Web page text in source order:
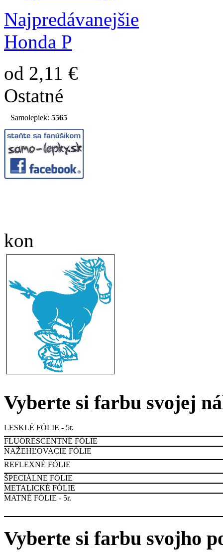
Najpredávanejšie
Honda P
od 2,11 €
Ostatné
Samolepiek: 5565
kon
Vyberte si farbu svojej
LESKLÉ FÓLIE - 5r.
FLUORESCENTNÉ FÓLIE
NAŽEHĽOVACIE FÓLIE
REFLEXNÉ FÓLIE
ŠPECIÁLNE FÓLIE
METALICKÉ FÓLIE
MATNÉ FÓLIE - 5r.
Vyberte si farbu svojho